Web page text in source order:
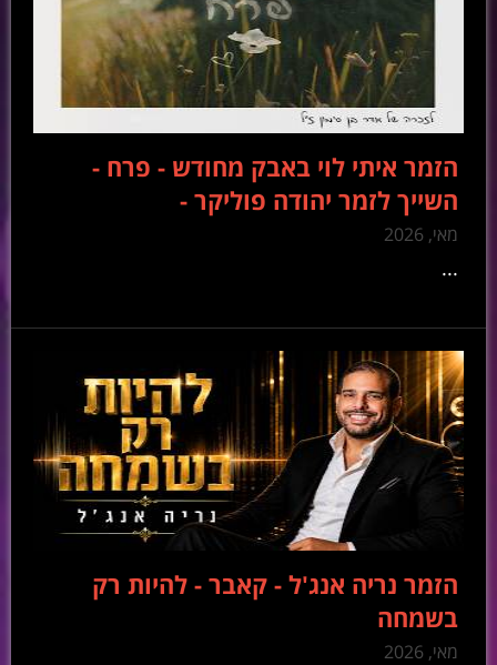
הזמר איתי לוי באבק מחודש - פרח -
השייך לזמר יהודה פוליקר -
מאי, 2026
...
הזמר נריה אנג'ל - קאבר - להיות רק
בשמחה
מאי, 2026